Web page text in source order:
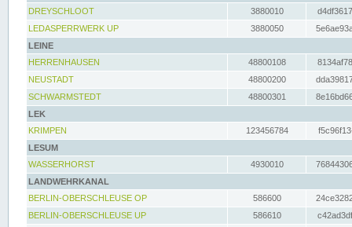
DREYSCHLOOT
3880010
LEDASPERRWERK UP
3880050
LEINE
HERRENHAUSEN
48800108
NEUSTADT
48800200
SCHWARMSTEDT
48800301
LEK
KRIMPEN
123456784
LESUM
WASSERHORST
4930010
LANDWEHRKANAL
BERLIN-OBERSCHLEUSE OP
586600
BERLIN-OBERSCHLEUSE UP
586610